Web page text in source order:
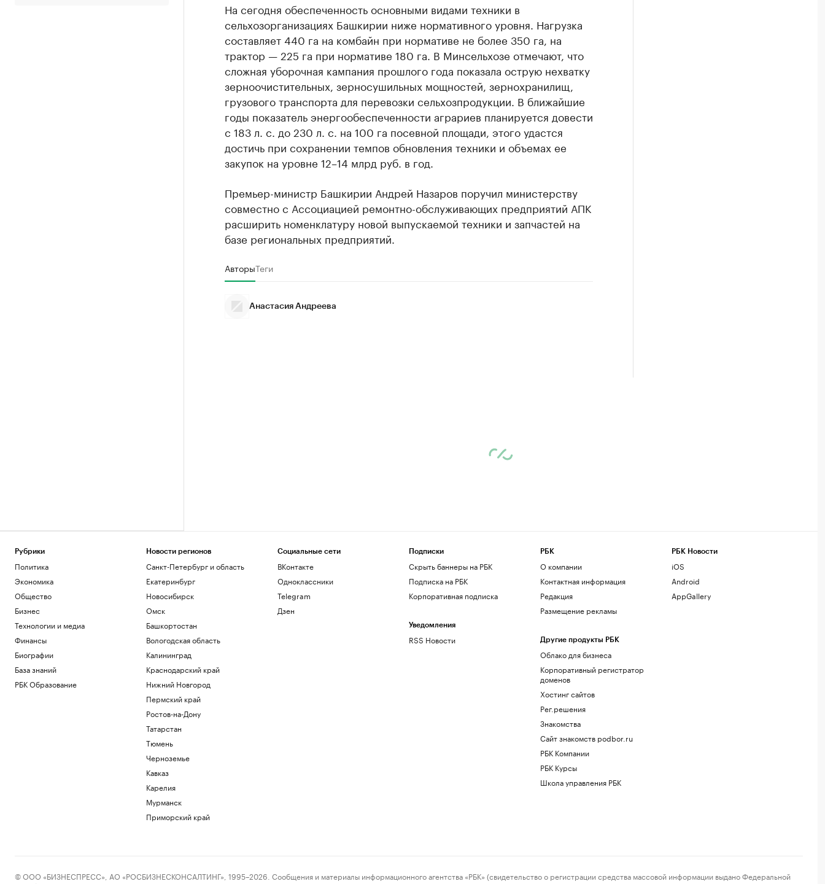
На сегодня обеспеченность основными видами техники в
сельхозорганизациях Башкирии ниже нормативного уровня. Нагрузка
составляет 440 га на комбайн при нормативе не более 350 га, на
трактор — 225 га при нормативе 180 га. В Минсельхозе отмечают, что
сложная уборочная кампания прошлого года показала острую нехватку
зерноочистительных, зерносушильных мощностей, зернохранилищ,
грузового транспорта для перевозки сельхозпродукции. В ближайшие
годы показатель энергообеспеченности аграриев планируется довести
с 183 л. с. до 230 л. с. на 100 га посевной площади, этого удастся
достичь при сохранении темпов обновления техники и объемах ее
закупок на уровне 12–14 млрд руб. в год.
Премьер-министр Башкирии Андрей Назаров поручил министерству
совместно с Ассоциацией ремонтно-обслуживающих предприятий АПК
расширить номенклатуру новой выпускаемой техники и запчастей на
базе региональных предприятий.
АвторыТеги
Анастасия Андреева
Рубрики
Политика
Экономика
Общество
Бизнес
Технологии и медиа
Финансы
Биографии
База знаний
РБК Образование
Новости регионов
Санкт-Петербург и область
Екатеринбург
Новосибирск
Омск
Башкортостан
Вологодская область
Калининград
Краснодарский край
Нижний Новгород
Пермский край
Ростов-на-Дону
Татарстан
Тюмень
Черноземье
Кавказ
Карелия
Мурманск
Приморский край
Социальные сети
ВКонтакте
Одноклассники
Telegram
Дзен
Подписки
Скрыть баннеры на РБК
Подписка на РБК
Корпоративная подписка
Уведомления
RSS Новости
РБК
О компании
Контактная информация
Редакция
Размещение рекламы
Другие продукты РБК
Облако для бизнеса
Корпоративный регистратор
доменов
Хостинг сайтов
Рег.решения
Знакомства
Сайт знакомств podbor.ru
РБК Компании
РБК Курсы
Школа управления РБК
РБК Новости
iOS
Android
AppGallery
© ООО «БИЗНЕСПРЕСС», АО «РОСБИЗНЕСКОНСАЛТИНГ», 1995–2026. Сообщения и материалы информационного агентства «РБК» (свидетельство о регистрации средства массовой информации выдано Федеральной